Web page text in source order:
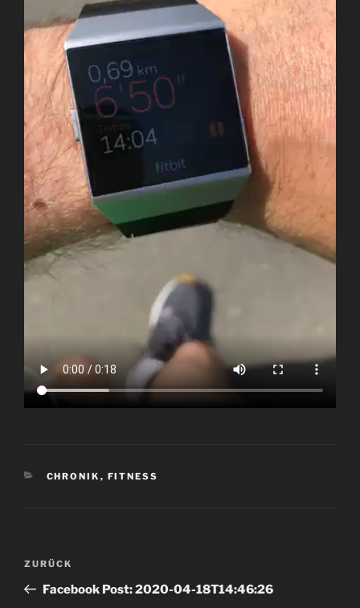
KATEGORIEN
CHRONIK , FITNESS
Beitrags-
Vorheriger
Beitrag
ZURÜCK
Facebook Post: 2020-04-18T14:46:26